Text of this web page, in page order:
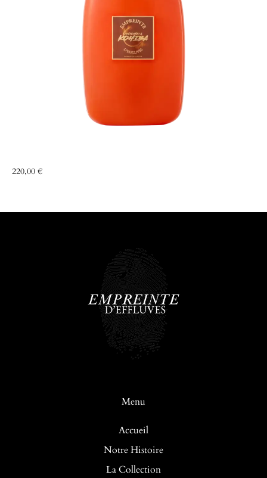
220,00 €
Menu
Accueil
Notre Histoire
La Collection